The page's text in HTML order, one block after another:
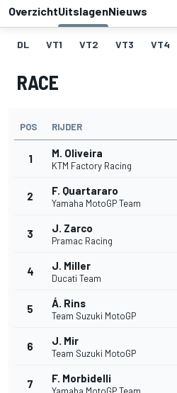
OverzichtUitslagenNieuws
DL VT1 VT2 VT3 VT4
RACE
POS RIJDER
1 M. Oliveira
KTM Factory Racing
2 F. Quartararo
Yamaha MotoGP Team
3 J. Zarco
Pramac Racing
4 J. Miller
Ducati Team
5 Á. Rins
Team Suzuki MotoGP
6 J. Mir
Team Suzuki MotoGP
7 F. Morbidelli